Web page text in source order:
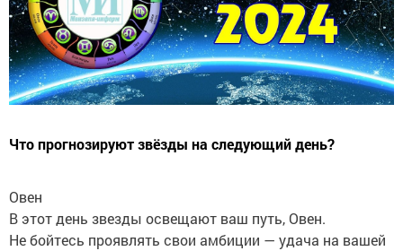
Что прогнозируют звёзды на следующий день?
Овен
В этот день звезды освещают ваш путь, Овен.
Не бойтесь проявлять свои амбиции — удача на вашей